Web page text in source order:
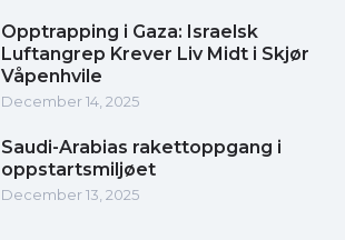
Opptrapping i Gaza: Israelsk
Luftangrep Krever Liv Midt i Skjør
Våpenhvile
December 14, 2025
Saudi-Arabias rakettoppgang i
oppstartsmiljøet
December 13, 2025